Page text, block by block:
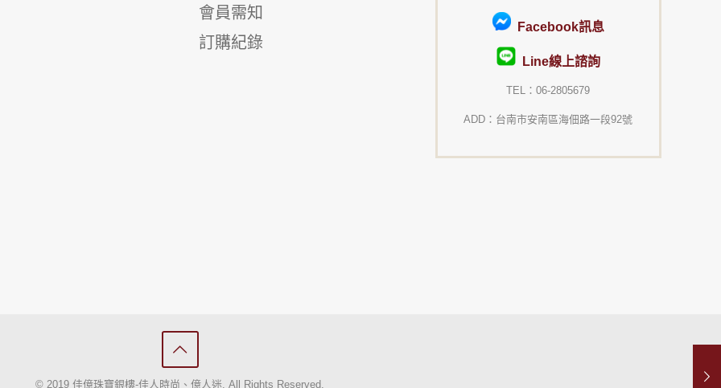
會員需知
訂購紀錄
Facebook訊息
Line線上諮詢
TEL：06-2805679
ADD：台南市安南區海佃路一段92號
© 2019 佳億珠寶銀樓-佳人時尚、億人迷. All Rights Reserved.